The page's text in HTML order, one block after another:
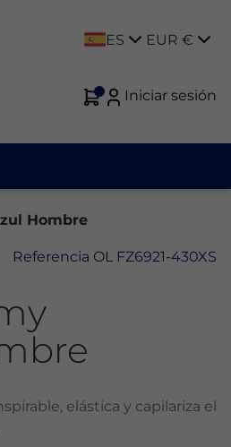
ES EUR €
Iniciar sesión
Hombre
Referencia OL FZ6921-430XS
elástica y capilariza el